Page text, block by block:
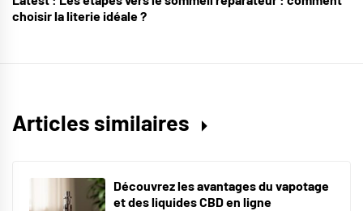
choisir la literie idéale ?
Articles similaires
Découvrez les avantages du vapotage
et des liquides CBD en ligne